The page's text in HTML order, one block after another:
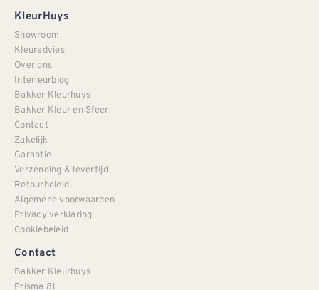
KleurHuys
Showroom
Kleuradvies
Over ons
Interieurblog
Bakker Kleurhuys
Bakker Kleur en Sfeer
Contact
Zakelijk
Garantie
Verzending & levertijd
Retourbeleid
Algemene voorwaarden
Privacy verklaring
Cookiebeleid
Contact
Bakker Kleurhuys
Prisma 81